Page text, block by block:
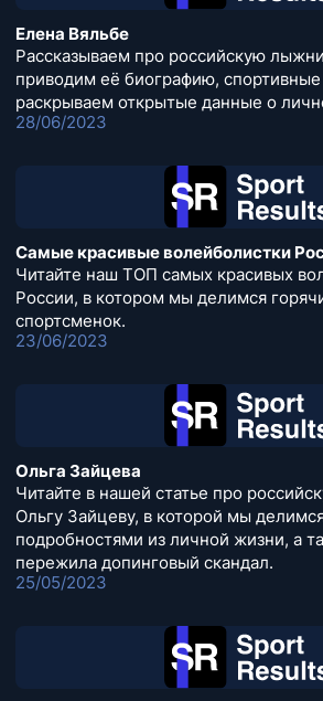
Елена Вяльбе
Рассказываем про российскую
приводим её биографию, спортивные
раскрываем открытые данные о
28/06/2023
Самые красивые волейболистки
Читайте наш ТОП самых красивых
России, в котором мы делимся
спортсменок.
23/06/2023
Ольга Зайцева
Читайте в нашей статье про
Ольгу Зайцеву, в которой мы
подробностями из личной жизни, а
пережила допинговый скандал.
25/05/2023